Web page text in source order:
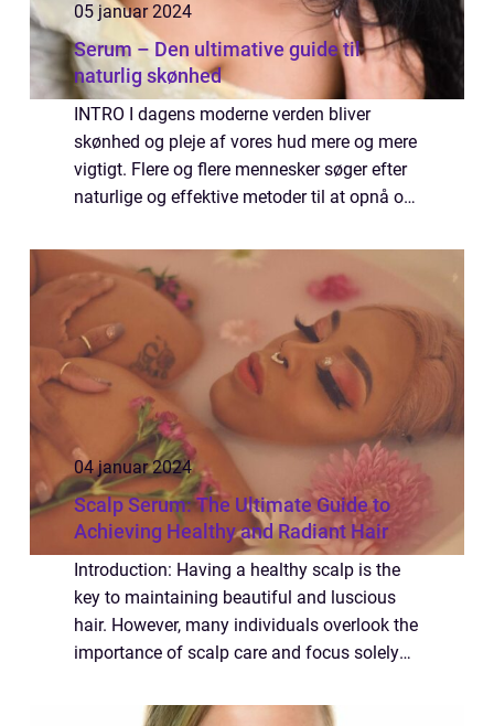
05 januar 2024
Serum – Den ultimative guide til
naturlig skønhed
INTRO I dagens moderne verden bliver
skønhed og pleje af vores hud mere og mere
vigtigt. Flere og flere mennesker søger efter
naturlige og effektive metoder til at opnå og
mest populære skønhedsprodukter, der er...
04 januar 2024
Scalp Serum: The Ultimate Guide to
Achieving Healthy and Radiant Hair
Introduction: Having a healthy scalp is the
key to maintaining beautiful and luscious
hair. However, many individuals overlook the
importance of scalp care and focus solely
come into play. In this comprehe...